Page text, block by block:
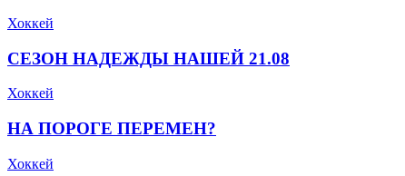
Хоккей
СЕЗОН НАДЕЖДЫ НАШЕЙ 21.08
Хоккей
НА ПОРОГЕ ПЕРЕМЕН?
Хоккей